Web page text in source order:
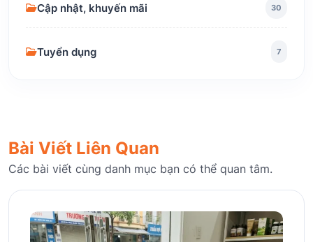
Cập nhật, khuyến mãi 30
Tuyển dụng 7
Bài Viết Liên Quan
Các bài viết cùng danh mục bạn có thể quan tâm.